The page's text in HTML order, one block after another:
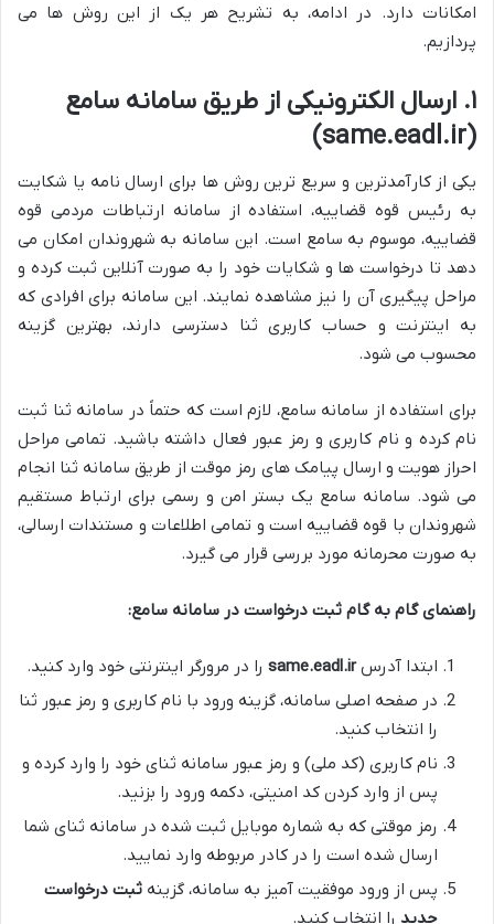
امکانات دارد. در ادامه، به تشریح هر یک از این روش ها می
پردازیم.
۱. ارسال الکترونیکی از طریق سامانه سامع
(same.eadl.ir)
یکی از کارآمدترین و سریع ترین روش ها برای ارسال نامه یا شکایت
به رئیس قوه قضاییه، استفاده از سامانه ارتباطات مردمی قوه
قضاییه، موسوم به سامع است. این سامانه به شهروندان امکان می
دهد تا درخواست ها و شکایات خود را به صورت آنلاین ثبت کرده و
مراحل پیگیری آن را نیز مشاهده نمایند. این سامانه برای افرادی که
به اینترنت و حساب کاربری ثنا دسترسی دارند، بهترین گزینه
محسوب می شود.
برای استفاده از سامانه سامع، لازم است که حتماً در سامانه ثنا ثبت
نام کرده و نام کاربری و رمز عبور فعال داشته باشید. تمامی مراحل
احراز هویت و ارسال پیامک های رمز موقت از طریق سامانه ثنا انجام
می شود. سامانه سامع یک بستر امن و رسمی برای ارتباط مستقیم
شهروندان با قوه قضاییه است و تمامی اطلاعات و مستندات ارسالی،
به صورت محرمانه مورد بررسی قرار می گیرد.
راهنمای گام به گام ثبت درخواست در سامانه سامع:
ابتدا آدرسsame.eadl.ir را در مرورگر اینترنتی خود وارد کنید.
در صفحه اصلی سامانه، گزینه ورود با نام کاربری و رمز عبور ثنا
را انتخاب کنید.
نام کاربری (کد ملی) و رمز عبور سامانه ثنای خود را وارد کرده و
پس از وارد کردن کد امنیتی، دکمه ورود را بزنید.
رمز موقتی که به شماره موبایل ثبت شده در سامانه ثنای شما
ارسال شده است را در کادر مربوطه وارد نمایید.
پس از ورود موفقیت آمیز به سامانه، گزینه ثبت درخواست
جدید را انتخاب کنید.